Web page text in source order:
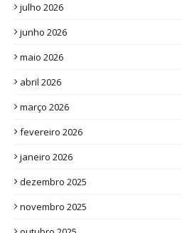
julho 2026
junho 2026
maio 2026
abril 2026
março 2026
fevereiro 2026
janeiro 2026
dezembro 2025
novembro 2025